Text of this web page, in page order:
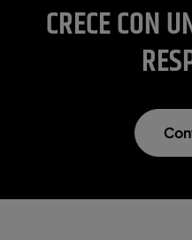
CRECE CON